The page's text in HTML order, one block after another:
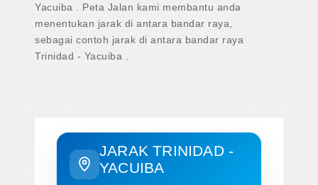
Yacuiba . Peta Jalan kami membantu anda
menentukan jarak di antara bandar raya,
sebagai contoh jarak di antara bandar raya
Trinidad - Yacuiba .
JARAK TRINIDAD -
YACUIBA